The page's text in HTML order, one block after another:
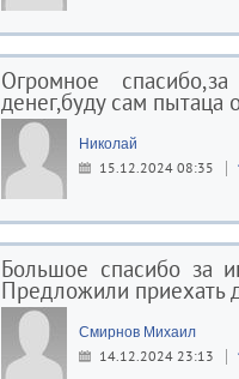
Огромное
денег,буду сам пытаца
Николай
15.12.2024 08:35
Большое спасибо за
Предложили приехать
Смирнов Михаил
14.12.2024 23:13